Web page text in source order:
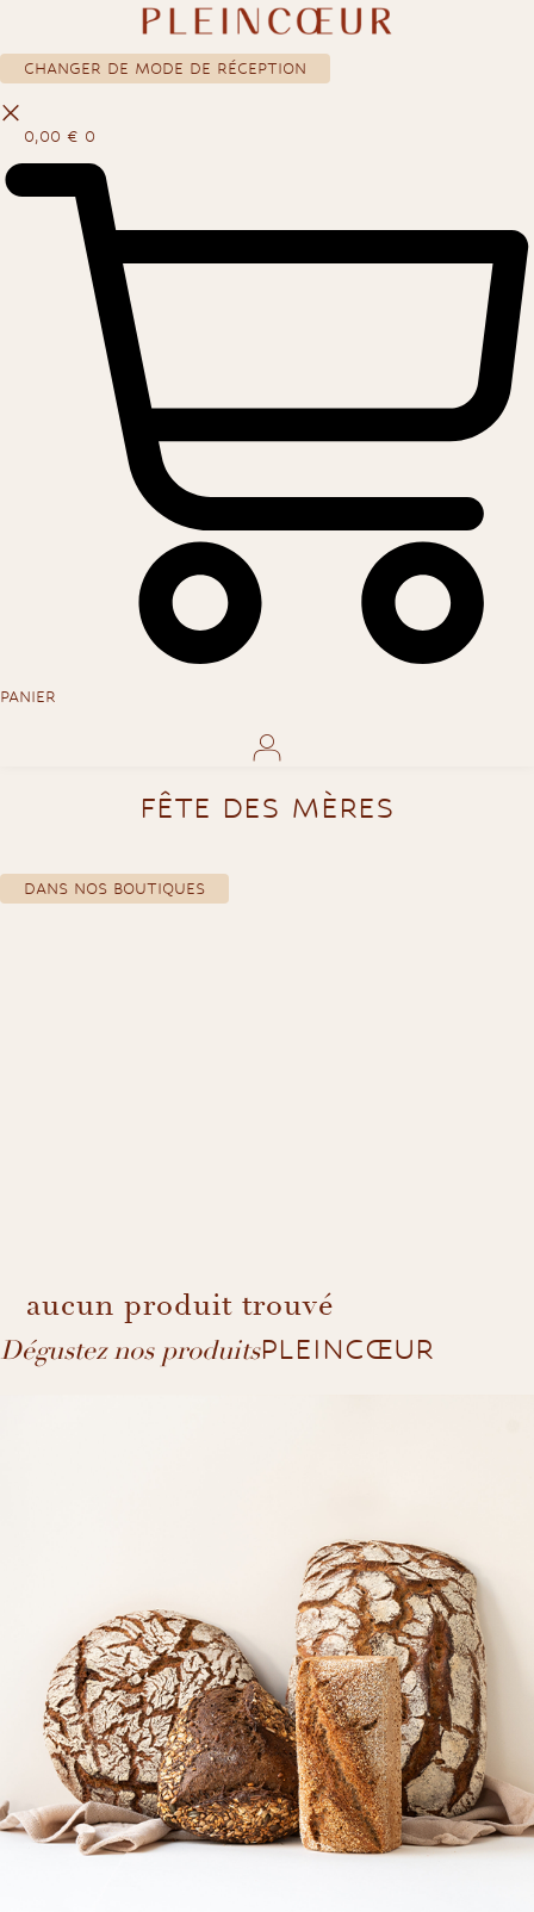
contenu
CHANGER DE MODE DE RÉCEPTION
0,00 € 0
PANIER
FÊTE DES MÈRES
DANS NOS BOUTIQUES
aucun produit trouvé
Dégustez nos produitsPLEINCŒUR